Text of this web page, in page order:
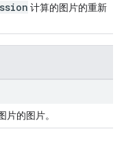
计算的图片的重新
片的图片。